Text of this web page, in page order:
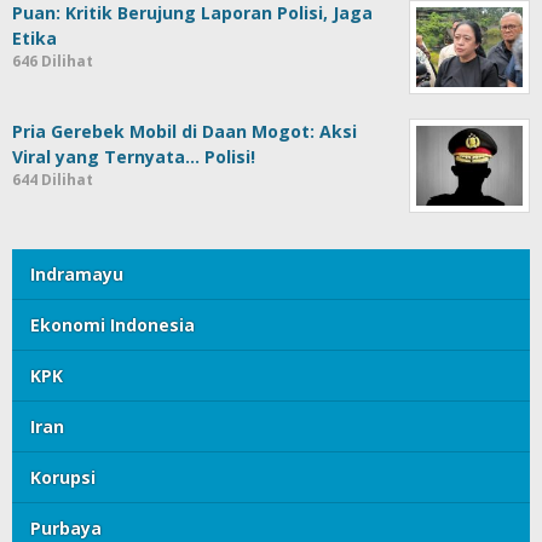
Puan: Kritik Berujung Laporan Polisi, Jaga
Etika
646 Dilihat
Pria Gerebek Mobil di Daan Mogot: Aksi
Viral yang Ternyata… Polisi!
644 Dilihat
Indramayu
Ekonomi Indonesia
KPK
Iran
Korupsi
Purbaya